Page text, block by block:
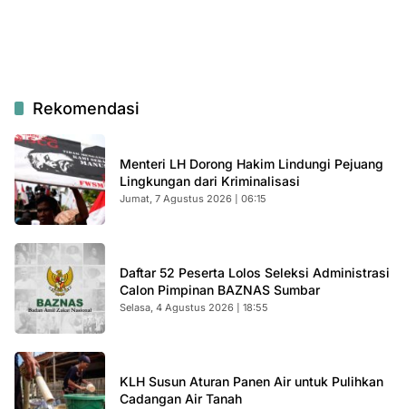
Rekomendasi
Menteri LH Dorong Hakim Lindungi Pejuang
Lingkungan dari Kriminalisasi
Jumat, 7 Agustus 2026 | 06:15
Daftar 52 Peserta Lolos Seleksi Administrasi
Calon Pimpinan BAZNAS Sumbar
Selasa, 4 Agustus 2026 | 18:55
KLH Susun Aturan Panen Air untuk Pulihkan
Cadangan Air Tanah